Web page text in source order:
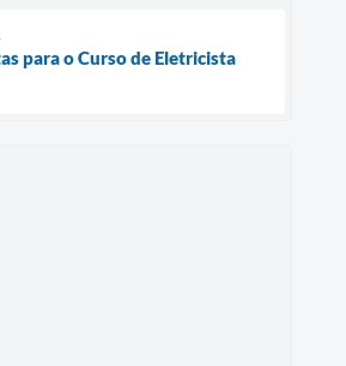
para o Curso de Eletricista